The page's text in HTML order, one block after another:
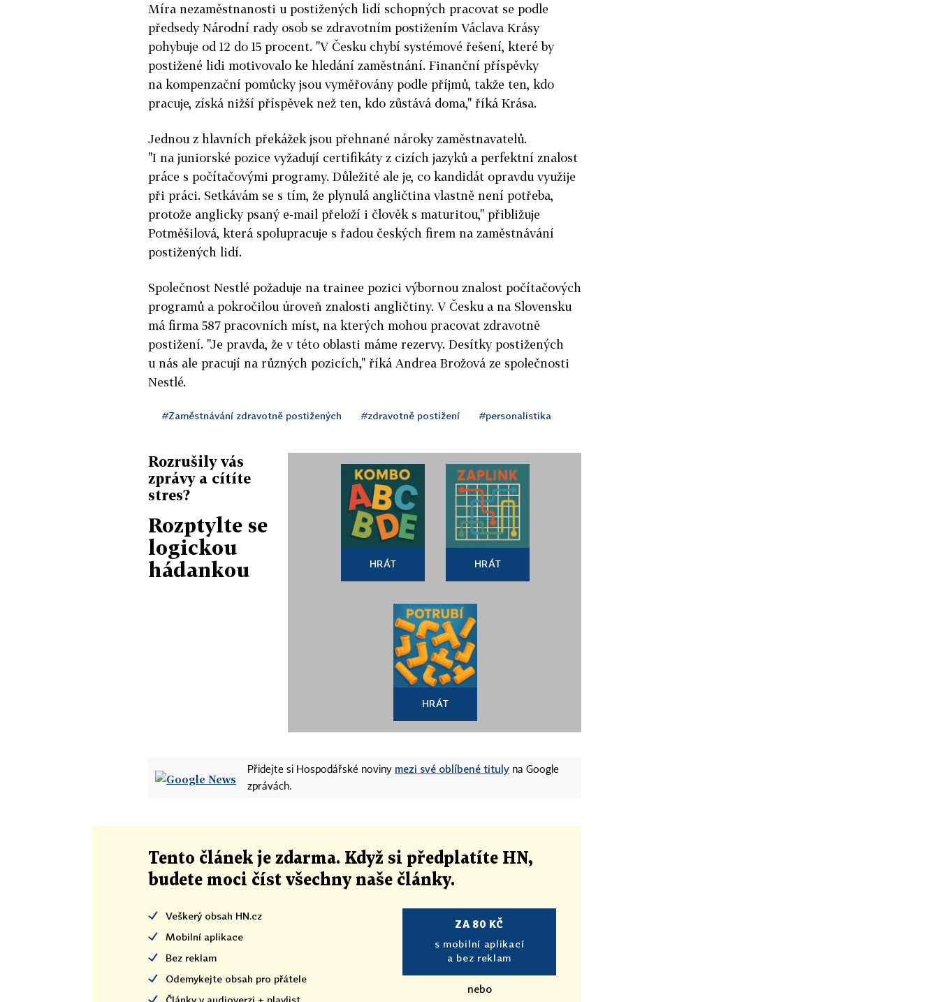
Míra nezaměstnanosti u postižených lidí schopných pracovat se podle
předsedy Národní rady osob se zdravotním postižením Václava Krásy
pohybuje od 12 do 15 procent. "V Česku chybí systémové řešení, které by
postižené lidi motivovalo ke hledání zaměstnání. Finanční příspěvky
na kompenzační pomůcky jsou vyměřovány podle příjmů, takže ten, kdo
pracuje, získá nižší příspěvek než ten, kdo zůstává doma," říká Krása.
Jednou z hlavních překážek jsou přehnané nároky zaměstnavatelů.
"I na juniorské pozice vyžadují certifikáty z cizích jazyků a perfektní znalost
práce s počítačovými programy. Důležité ale je, co kandidát opravdu využije
při práci. Setkávám se s tím, že plynulá angličtina vlastně není potřeba,
protože anglicky psaný e-mail přeloží i člověk s maturitou," přibližuje
Potměšilová, která spolupracuje s řadou českých firem na zaměstnávání
postižených lidí.
Společnost Nestlé požaduje na trainee pozici výbornou znalost počítačových
programů a pokročilou úroveň znalosti angličtiny. V Česku a na Slovensku
má firma 587 pracovních míst, na kterých mohou pracovat zdravotně
postižení. "Je pravda, že v této oblasti máme rezervy. Desítky postižených
u nás ale pracují na různých pozicích," říká Andrea Brožová ze společnosti
Nestlé.
#Zaměstnávání zdravotně postižených #zdravotně postižení #personalistika
Rozrušily vás
zprávy a cítíte
stres?
Rozptylte se
logickou
hádankou
HRÁT HRÁT
HRÁT
Přidejte si Hospodářské noviny mezi své oblíbené tituly na Google
zprávách.
Tento článek je zdarma. Když si předplatíte HN,
budete moci číst všechny naše články.
Veškerý obsah HN.cz
Mobilní aplikace
Bez reklam
Odemykejte obsah pro přátele
Články v audioverzi + playlist
ZA 80 KČ
s mobilní aplikací
a bez reklam
nebo